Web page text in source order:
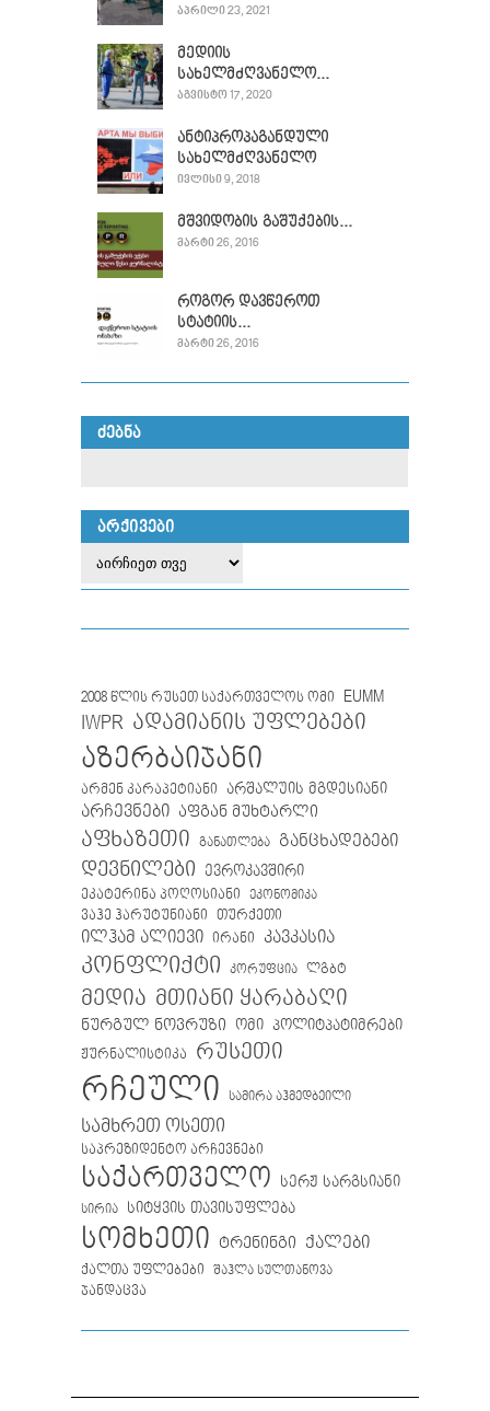
ᲐᲞᲠᲘᲚᲘ 23, 2021
მედიის
სახელმძღვანელო...
ᲐᲒᲕᲘᲡᲢᲝ 17, 2020
ანტიპროპაგანდული
სახელმძღვანელო
ᲘᲕᲚᲘᲡᲘ 9, 2018
მშვიდობის გაშუქების...
ᲛᲐᲠᲢᲘ 26, 2016
როგორ დავწეროთ
სტატიის...
ᲛᲐᲠᲢᲘ 26, 2016
ᲫᲔᲑᲜᲐ
ᲐᲠᲥᲘᲕᲔᲑᲘ
2008 წლის რუსეთ საქართველოს ომი EUMM
IWPR ადამიანის უფლებები
აზერბაიჯანი
არმენ კარაპეტიანი არშალუის მგდესიანი
არჩევნები აფგან მუხტარლი
აფხაზეთი განათლება განცხადებები
დევნილები
ევროკავშირი
ეკატერინა პოღოსიანი
ეკონომიკა
ვაჰე ჰარუტუნიანი თურქეთი
ილჰამ ალიევი ირანი კავკასია
კონფლიქტი კორუფცია ლგბტ
მედია მთიანი ყარაბაღი
ნურგულ ნოვრუზი ომი პოლიტპატიმრები
ჟურნალისტიკა
რუსეთი
რჩეული სამირა აჰმედბეილი
სამხრეთ ოსეთი
საპრეზიდენტო არჩევნები
საქართველო სერჟ სარგსიანი
სირია სიტყვის თავისუფლება
სომხეთი ტრენინგი ქალები
ქალთა უფლებები შაჰლა სულთანოვა
ჯანდაცვა